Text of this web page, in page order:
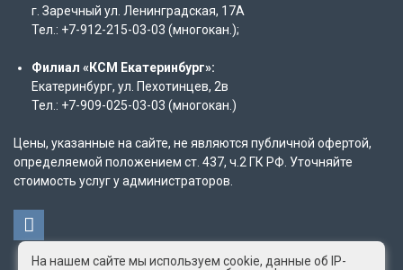
г. Заречный ул. Ленинградская, 17А
Тел.: +7-912-215-03-03 (многокан.);
Филиал «КСМ Екатеринбург»:
Екатеринбург, ул. Пехотинцев, 2в
Тел.: +7-909-025-03-03 (многокан.)
Цены, указанные на сайте, не являются публичной офертой,
определяемой положением ст. 437, ч.2 ГК РФ. Уточняйте
стоимость услуг у администраторов.
На нашем сайте мы используем cookie, данные об IP-